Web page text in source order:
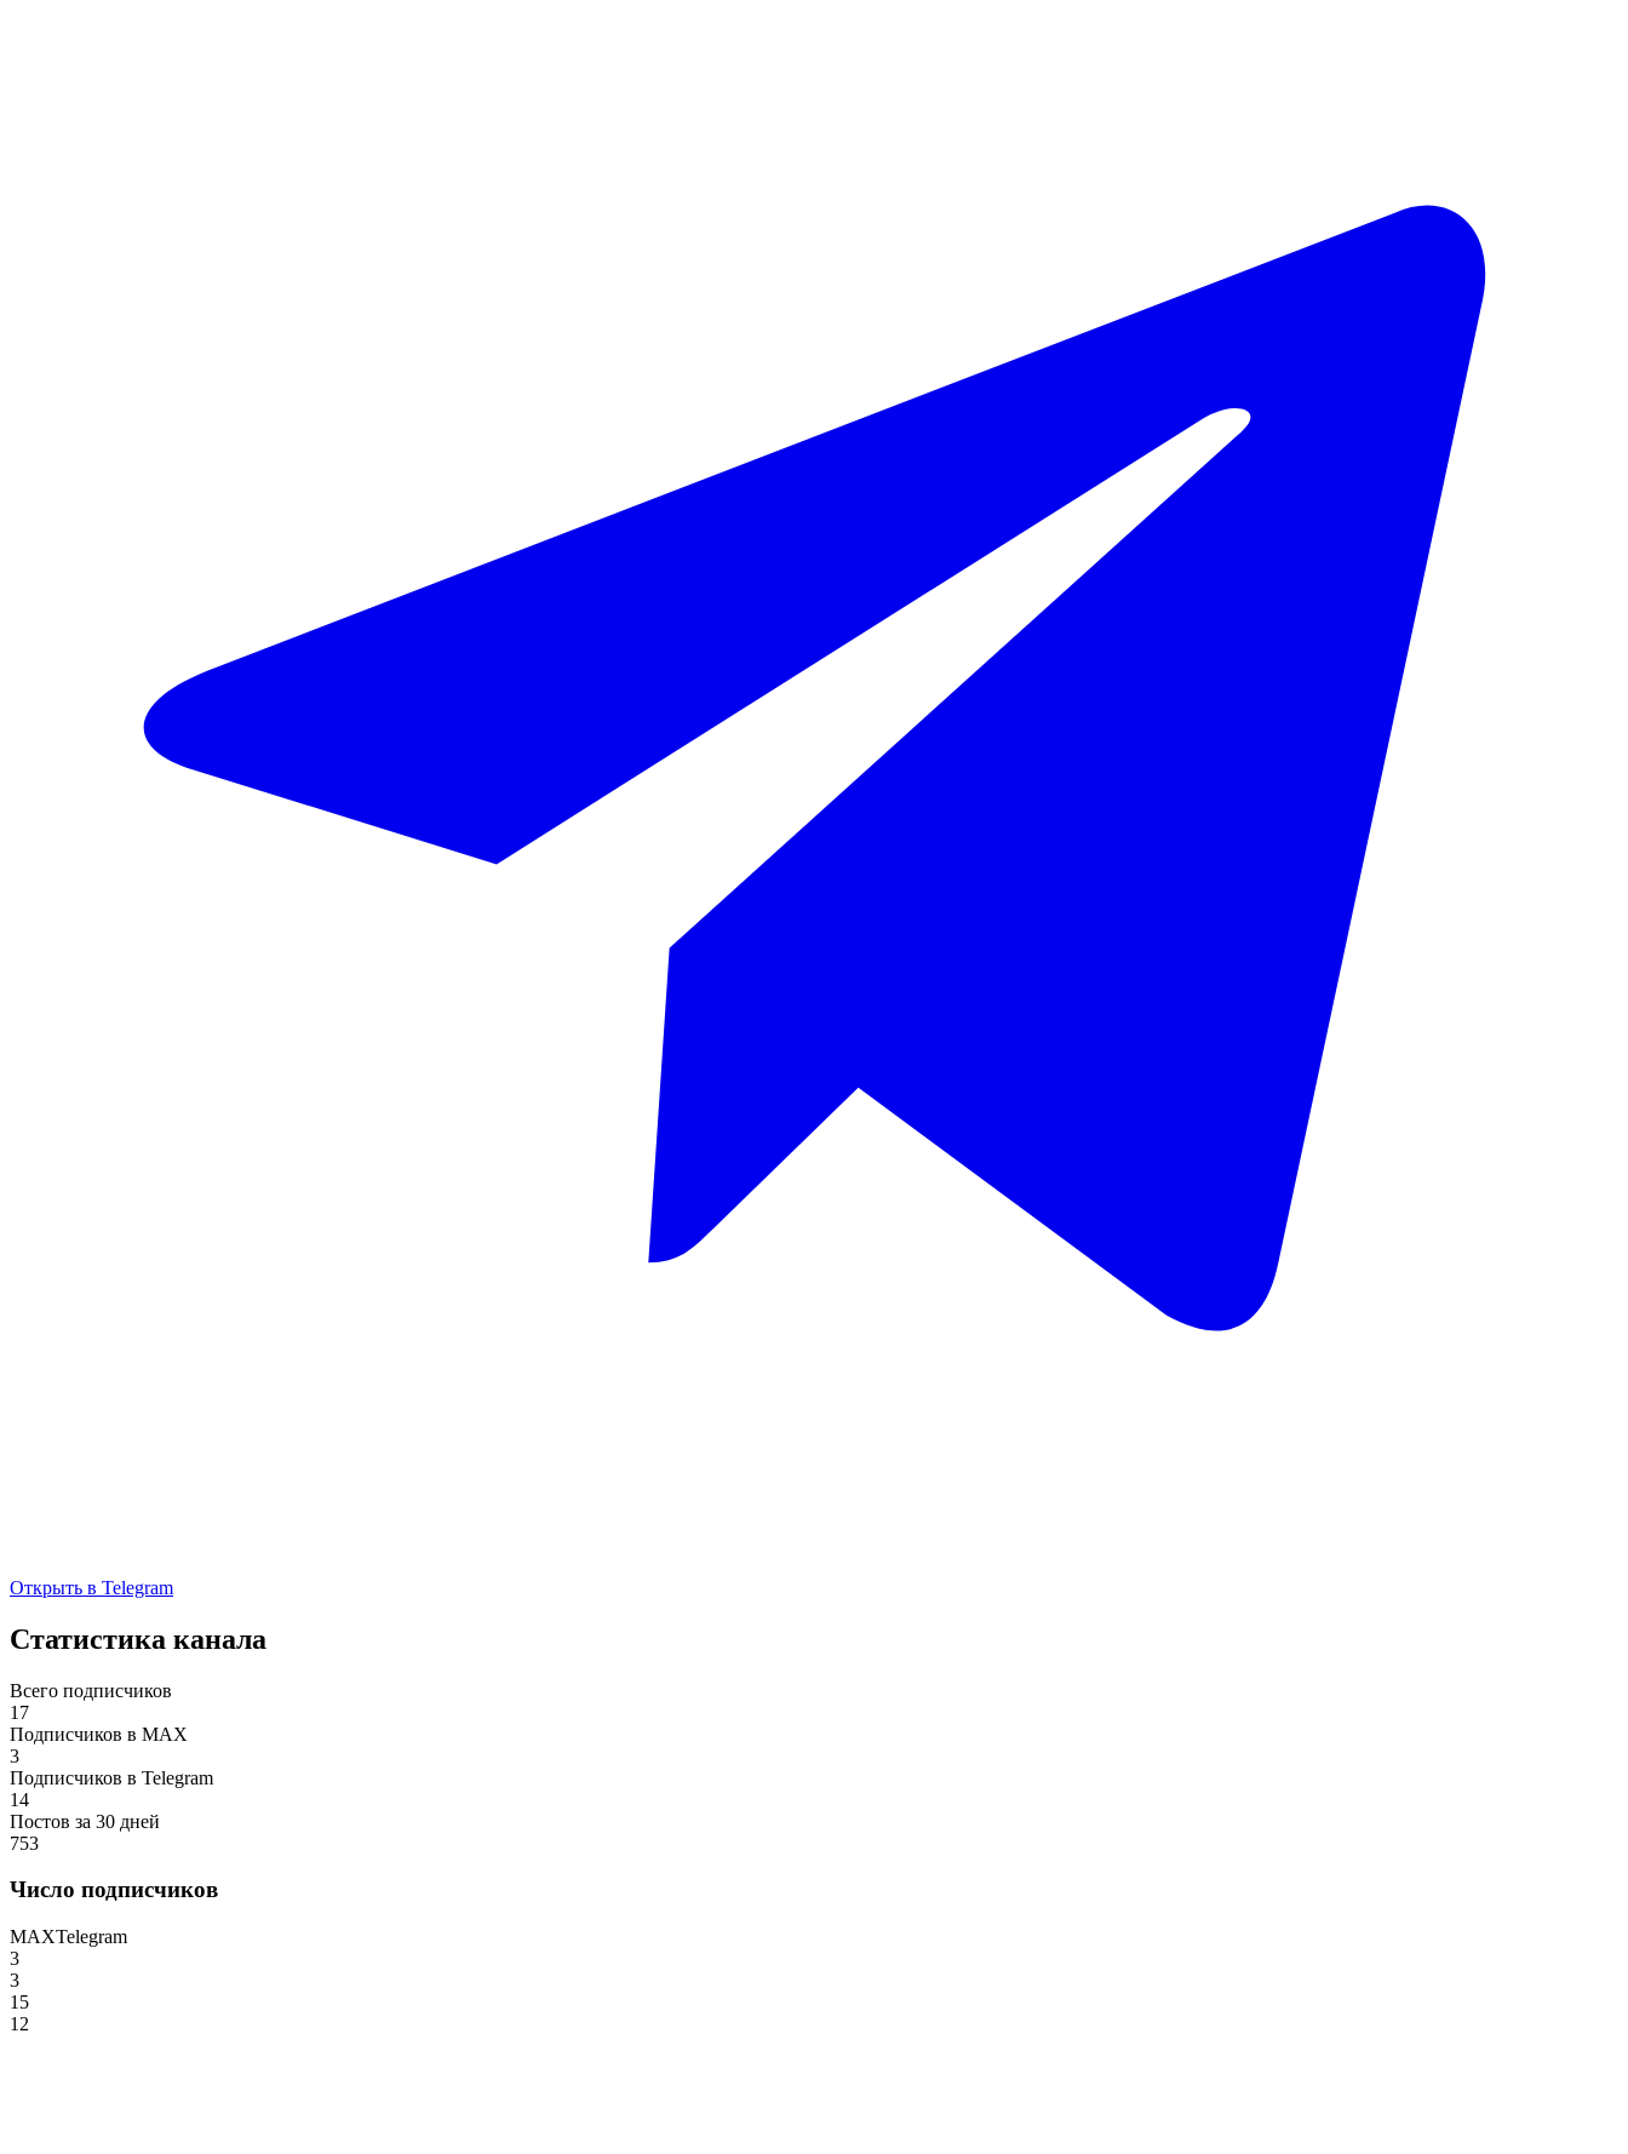
Открыть в Telegram
Статистика канала
Всего подписчиков
17
Подписчиков в MAX
3
Подписчиков в Telegram
14
Постов за 30 дней
753
Число подписчиков
MAXTelegram
3
3
15
12